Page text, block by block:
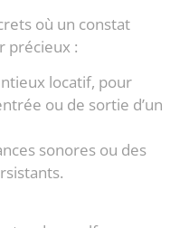
où un constat
précieux :
locatif, pour
ou de sortie d’un
sonores ou des